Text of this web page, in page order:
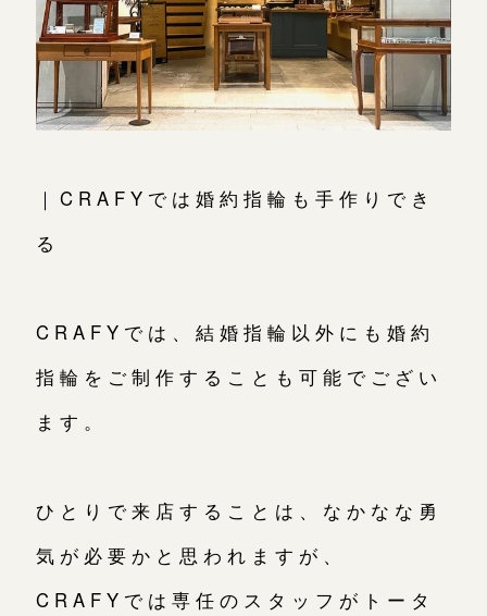
｜CRAFYでは婚約指輪も手作りでき
る
CRAFYでは、結婚指輪以外にも婚約
指輪をご制作することも可能でござい
ます。
ひとりで来店することは、なかなな勇
気が必要かと思われますが、
CRAFYでは専任のスタッフがトータ